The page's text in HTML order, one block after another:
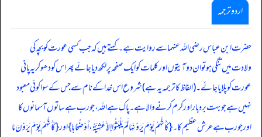
اردو ترجمہ
حضرت ابن عباس رضی اللہ عنہما سے روایت ہے۔ کہتے ہیں کہ جب کسی عورت کو بچہ کی
ولادت میں تنگی ہو تو ان دو آیتوں اور کلمات کو ایک صفحہ پر لکھ دیا جائے پھر اس کو دھو کر یہ پانی
عورت کو پلایا جائے۔ (الفاظ کا ترجمہ یہ ہے) شروع اس خدا کے نام سے جس کے سوا کوئی معبود
نہیں ہے جو بہت بردبار اور کرم کرنے والا ہے۔ پاک ہے اللہ، جو رب ہے ساتوں آسمانوں کا
اور جو رب ہے عرش عظیم کا۔ { کَأَنَّہُمْ یَوْمَ یَرَوْنَہَا لَمْ یَلْبَثُوا إِلاَّ عَشِیَّۃً، أَوْ ضُحَاہَا } اور { کَأَنَّہُمْ یَوْمَ یَرَوْنَ مَا